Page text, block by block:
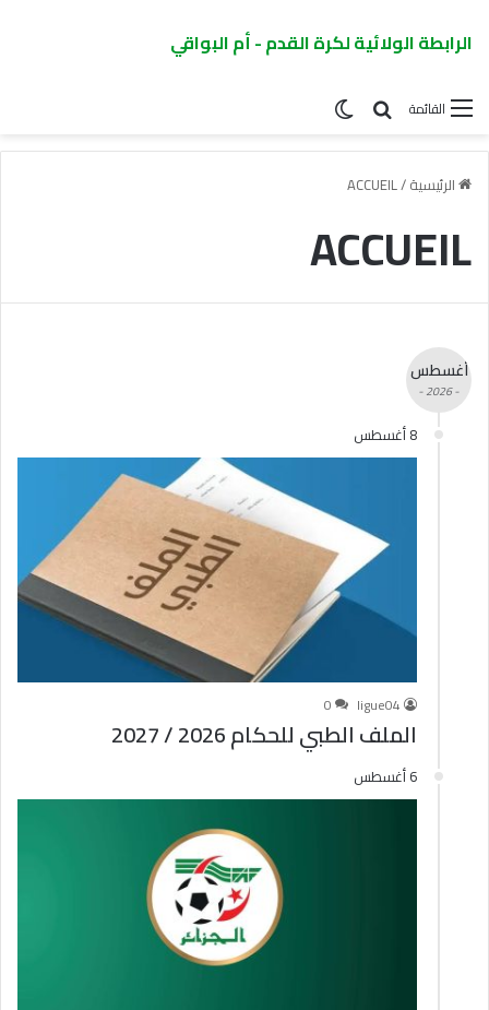
الرابطة الولائية لكرة القدم - أم البواقي
القائمة
الرئيسية/
ACCUEIL
ACCUEIL
أغسطس
- 2026 -
8 أغسطس
ligue04
0
الملف الطبي للحكام 2026 / 2027
6 أغسطس